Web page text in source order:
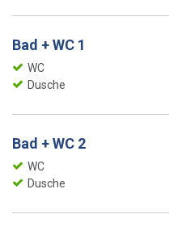
Bad + WC 1
WC
Dusche
Bad + WC 2
WC
Dusche